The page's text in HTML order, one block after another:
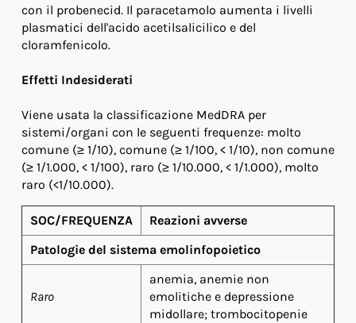
con il probenecid. Il paracetamolo aumenta i livelli
plasmatici dell'acido acetilsalicilico e del
cloramfenicolo.
Effetti Indesiderati
Viene usata la classificazione MedDRA per
sistemi/organi con le seguenti frequenze: molto
comune (≥ 1/10), comune (≥ 1/100, < 1/10), non comune
(≥ 1/1.000, < 1/100), raro (≥ 1/10.000, < 1/1.000), molto
raro (<1/10.000).
SOC/FREQUENZA
Reazioni avverse
Patologie del sistema emolinfopoietico
Raro
anemia, anemie non
emolitiche e depressione
midollare; trombocitopenie